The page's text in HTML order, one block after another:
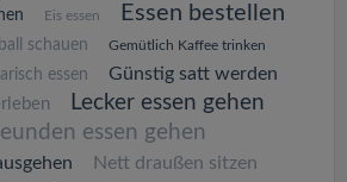
Eis essen Essen bestellen
schauen Gemütlich Kaffee trinken
essen Günstig satt werden
Lecker essen gehen
essen gehen
Nett draußen sitzen